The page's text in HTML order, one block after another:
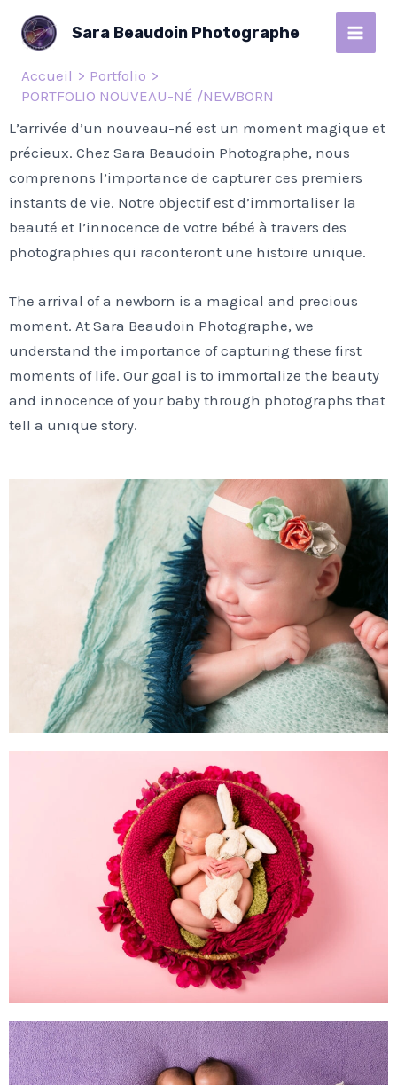
Sara Beaudoin Photographe
Accueil
Portfolio
PORTFOLIO NOUVEAU-NÉ /NEWBORN
L’arrivée d’un nouveau-né est un moment magique et
précieux. Chez Sara Beaudoin Photographe, nous
comprenons l’importance de capturer ces premiers
instants de vie. Notre objectif est d’immortaliser la
beauté et l’innocence de votre bébé à travers des
photographies qui raconteront une histoire unique.
The arrival of a newborn is a magical and precious
moment. At Sara Beaudoin Photographe, we
understand the importance of capturing these first
moments of life. Our goal is to immortalize the beauty
and innocence of your baby through photographs that
tell a unique story.